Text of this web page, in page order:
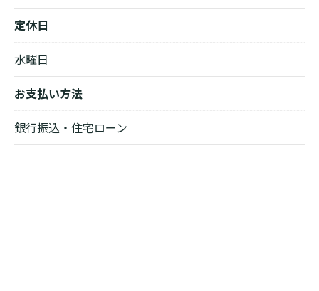
定休日
水曜日
お支払い方法
銀行振込・住宅ローン